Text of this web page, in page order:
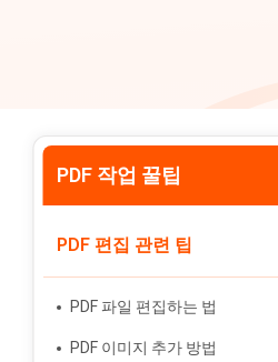
iAnyGo
A-B-C 처
안드로이
맥에서 Al
PDF 작업 꿀팁
PDF 편집 관련 팁
PDF 파일 편집하는 법
PDF 이미지 추가 방법